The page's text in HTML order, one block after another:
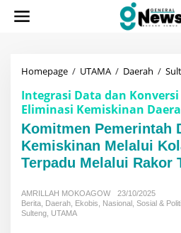
Homepage / UTAMA / Daerah /
Integrasi Data dan
Eliminasi Kemiskinan
Komitmen Pemerintah
Kemiskinan Melalui
Terpadu Melalui Rakor
AMRILLAH MOKOAGOW
23/10/2025
Berita Daerah Ekobis Nasional Sosial &
Sulteng UTAMA